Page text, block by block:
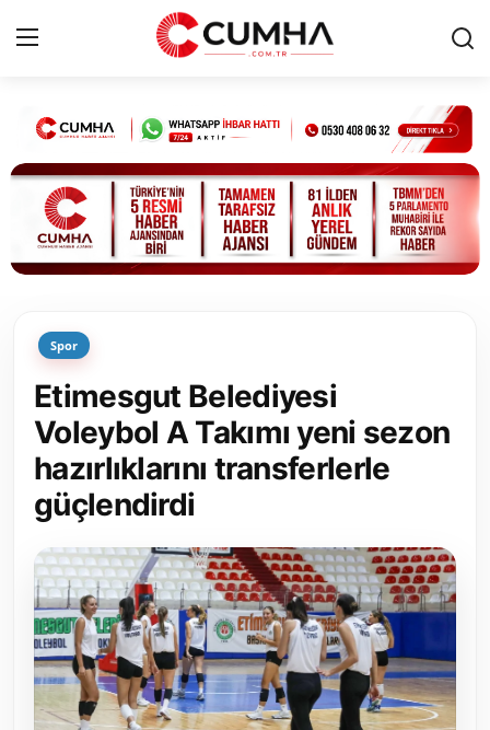
Kurumsal
Cumhurbaşkanlığı
Bakanlıklar
Siyasi Partiler
Yerel Yönetimler
Mülki İdare
Toplum ve Yaşam
Sivil Toplum Kuruluşları
Kamu Kurumları ve Üst Kurullar
Resmi Reklamlar
Spor
Etimesgut Belediyesi
Voleybol A Takımı yeni sezon
hazırlıklarını transferlerle
güçlendirdi